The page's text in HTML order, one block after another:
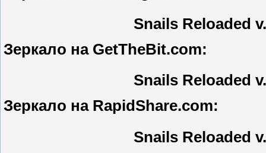
Snails Reloaded
Зеркало на GetTheBit.com:
Snails Reloaded
Зеркало на RapidShare.com:
Snails Reloaded